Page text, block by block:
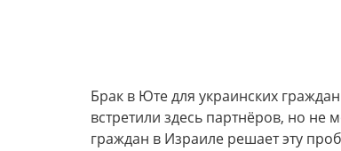
Брак в Юте для украинских
встретили здесь партнёров, но не
граждан в Израиле решает эту